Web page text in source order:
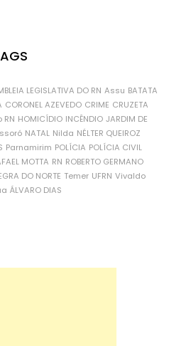
LEGISLATIVA DO RN Assu BATATA
CORONEL AZEVEDO CRIME CRUZETA
RN HOMICÍDIO INCÊNDIO JARDIM DE
NATAL Nilda NÉLTER QUEIROZ
Parnamirim POLÍCIA POLÍCIA CIVIL
MOTTA RN ROBERTO GERMANO
DO NORTE Temer UFRN Vivaldo
ÁLVARO DIAS